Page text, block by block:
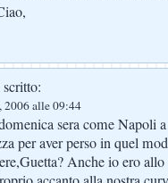
scritto:
2006 alle 09:44
sera come Napoli
per aver perso in quel
Anche io ero